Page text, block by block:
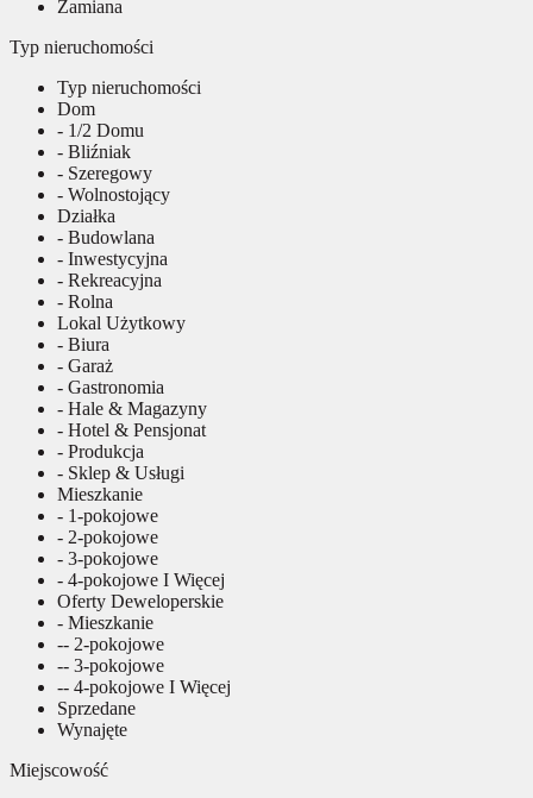
Zamiana
Typ nieruchomości
Typ nieruchomości
Dom
- 1/2 Domu
- Bliźniak
- Szeregowy
- Wolnostojący
Działka
- Budowlana
- Inwestycyjna
- Rekreacyjna
- Rolna
Lokal Użytkowy
- Biura
- Garaż
- Gastronomia
- Hale & Magazyny
- Hotel & Pensjonat
- Produkcja
- Sklep & Usługi
Mieszkanie
- 1-pokojowe
- 2-pokojowe
- 3-pokojowe
- 4-pokojowe I Więcej
Oferty Deweloperskie
- Mieszkanie
-- 2-pokojowe
-- 3-pokojowe
-- 4-pokojowe I Więcej
Sprzedane
Wynajęte
Miejscowość